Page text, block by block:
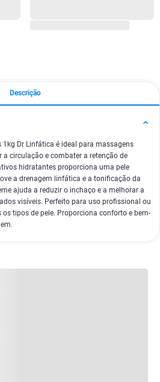
Descrição
Dr Linfática é ideal para massagens
circulação e combater a retenção de
hidratantes proporciona uma pele
a drenagem linfática e a tonificação da
ajuda a reduzir o inchaço e a melhorar a
visíveis. Perfeito para uso profissional ou
tipos de pele. Proporciona conforto e bem-